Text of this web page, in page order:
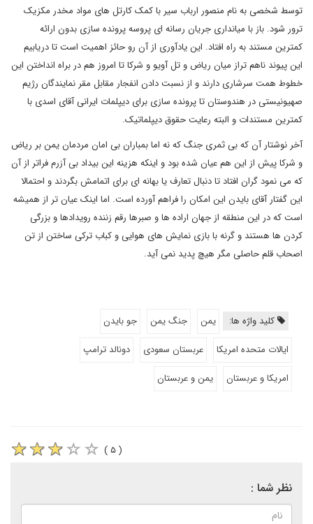
توسط شخصی به نام منصور ارباب سیر با کمک کارتل های مواد مخدر مکزیک
ترور شود. باز با میانداری جریان رسانه ای پروسه پرونده سازی بدون ارائه
کمترین مستند به راه افتاد. این یادآوری از آن رو حائز اهمیت است تا دریابیم
این پیوند ناهم تراز میان ریاض و تل آویو و شرکا تا امروز هم در براه انداختن این
خطوط همت سرشاری دارند و از نسبت دادن انفجار مقابل مقر نمایندگان رژیم
صهیونیستی در هندوستان تا پرونده سازی برای دیپلمات ایرانی آقای اسدی با
کمترین مستندات و البته رعایت حقوق دیپلماتیک.
آخر نوشتار آن که بی ثمری جنگ که نه اما بمباران بی امان مردمان یمن بر ریاض
و شرکا پیش از این هم عیان شده بود و اینکه هزینه این بیداد بی آزرم فراتر از آن
که می نمود گران افتاد تا دنبال تعارف یا بهانه ای برای اتمامش بگردند و احتمالا
این گفتار آقای بایدن این امکان را فراهم آورده است. اما اینک عیان تر از همیشه
است که در این منطقه از جهان اراده ها و صبرها رقم زننده رویدادها و بزرگی
کردن ها هستند و گرنه با بازی نمایش های هوایی و کباب ترکی ساختن از تن
اصحاب قلم حاصلی مگر هیچ پدید نمی آید.
کلید واژه ها: یمن جنگ یمن
جو بایدن
ایالات متحده امریکا
عربستان سعودی
دونالد ترامپ
امریکا و عربستان
یمن و عربستان
( ۵ )
نظر شما :